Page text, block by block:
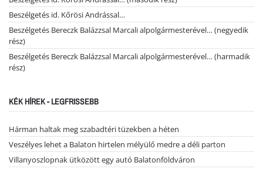
Beszélgetés id. Kőrösi Andrással…
Beszélgetés Bereczk Balázzsal Marcali alpolgármesterével… (negyedik
rész)
Beszélgetés Bereczk Balázzsal Marcali alpolgármesterével… (harmadik
rész)
KÉK HÍREK - LEGFRISSEBB
Hárman haltak meg szabadtéri tüzekben a héten
Veszélyes lehet a Balaton hirtelen mélyülő medre a déli parton
Villanyoszlopnak ütközött egy autó Balatonföldváron